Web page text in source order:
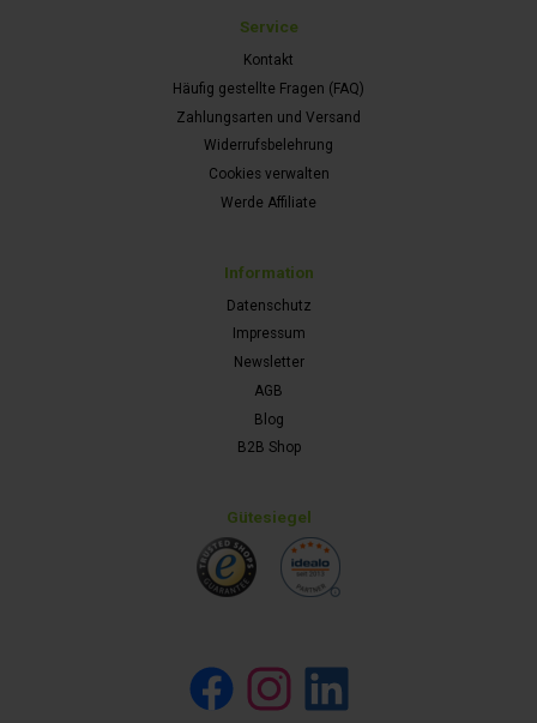
Service
Kontakt
Häufig gestellte Fragen (FAQ)
Zahlungsarten und Versand
Widerrufsbelehrung
Cookies verwalten
Werde Affiliate
Information
Datenschutz
Impressum
Newsletter
AGB
Blog
B2B Shop
Gütesiegel
Facebook Instagram